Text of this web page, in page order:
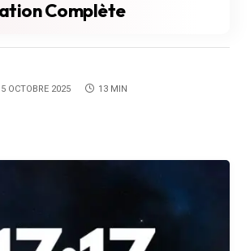
Complète
OCTOBRE 2025 13 MIN